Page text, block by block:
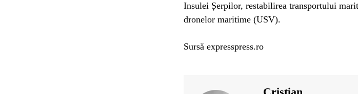
Insulei Șerpilor, restabilirea transportului
dronelor maritime (USV).
Sursă expresspress.ro